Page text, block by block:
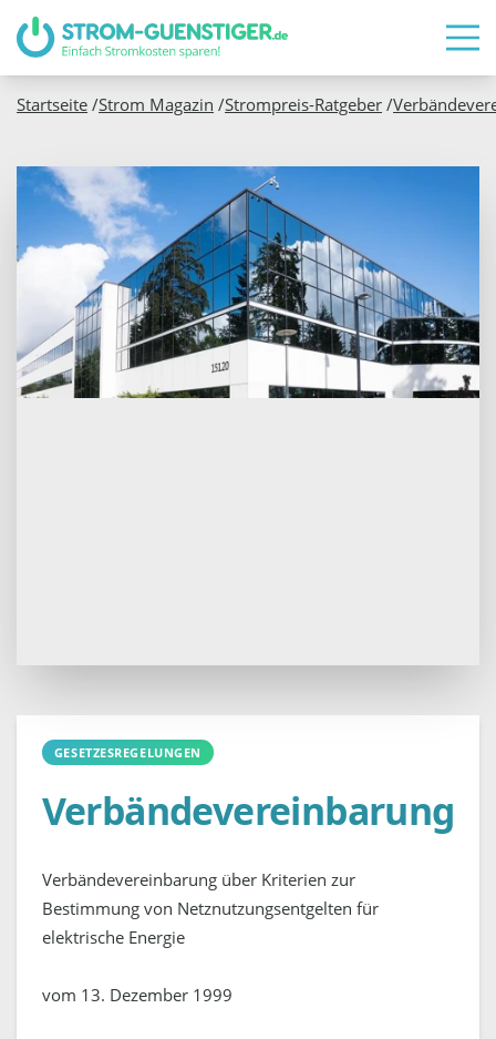
Startseite /Strom Magazin /Strompreis-Ratgeber /
GESETZESREGELUNGEN
Verbändevereinbarung
Verbändevereinbarung über Kriterien zur
Bestimmung von Netznutzungsentgelten für
elektrische Energie
vom 13. Dezember 1999